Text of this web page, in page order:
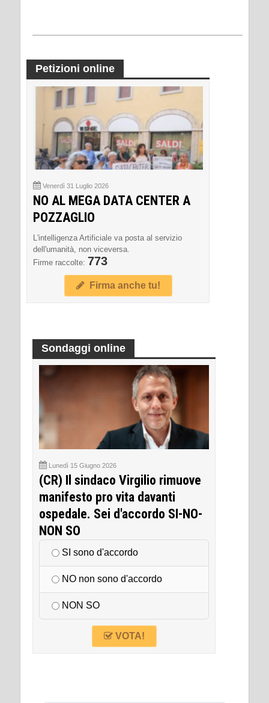
Petizioni online
Venerdì 31 Luglio 2026
NO AL MEGA DATA CENTER A
POZZAGLIO
L'intelligenza Artificiale va posta al servizio
dell'umanità, non viceversa.
Firme raccolte: 773
Firma anche tu!
Sondaggi online
Lunedì 15 Giugno 2026
(CR) Il sindaco Virgilio rimuove
manifesto pro vita davanti
ospedale. Sei d'accordo SI-NO-
NON SO
SI sono d'accordo
NO non sono d'accordo
NON SO
VOTA!